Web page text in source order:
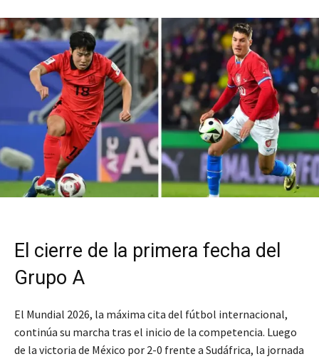
El cierre de la primera fecha del
Grupo A
El Mundial 2026, la máxima cita del fútbol internacional,
continúa su marcha tras el inicio de la competencia. Luego
de la victoria de México por 2-0 frente a Sudáfrica, la jornada